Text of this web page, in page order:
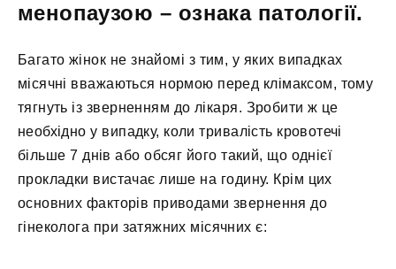
менопаузою – ознака патології.
Багато жінок не знайомі з тим, у яких випадках
місячні вважаються нормою перед клімаксом, тому
тягнуть із зверненням до лікаря. Зробити ж це
необхідно у випадку, коли тривалість кровотечі
більше 7 днів або обсяг його такий, що однієї
прокладки вистачає лише на годину. Крім цих
основних факторів приводами звернення до
гінеколога при затяжних місячних є: